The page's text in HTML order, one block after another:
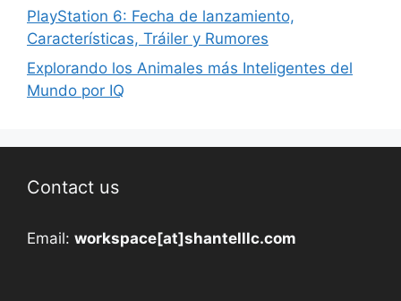
PlayStation 6: Fecha de lanzamiento,
Características, Tráiler y Rumores
Explorando los Animales más Inteligentes del
Mundo por IQ
Contact us
Email: workspace[at]shantelllc.com